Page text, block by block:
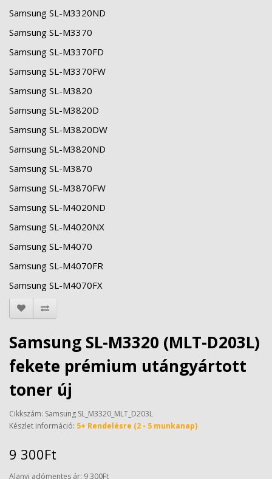
Samsung SL-M3320ND
Samsung SL-M3370
Samsung SL-M3370FD
Samsung SL-M3370FW
Samsung SL-M3820
Samsung SL-M3820D
Samsung SL-M3820DW
Samsung SL-M3820ND
Samsung SL-M3870
Samsung SL-M3870FW
Samsung SL-M4020ND
Samsung SL-M4020NX
Samsung SL-M4070
Samsung SL-M4070FR
Samsung SL-M4070FX
Samsung SL-M3320 (MLT-D203L)
fekete prémium utángyártott
toner új
Cikkszám: Samsung SL_M3320_MLT_D203L
Készlet információ: 5+ Rendelésre (2 - 5 munkanap)
9 300Ft
Alanyi adómentes ár: 9 300Ft